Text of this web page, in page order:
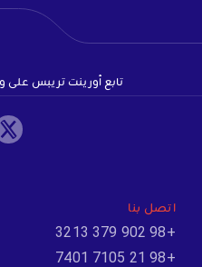
تابع أورينت تريبس على
اتصل بنا
+98 902 379 3213
+98 21 7105 7401